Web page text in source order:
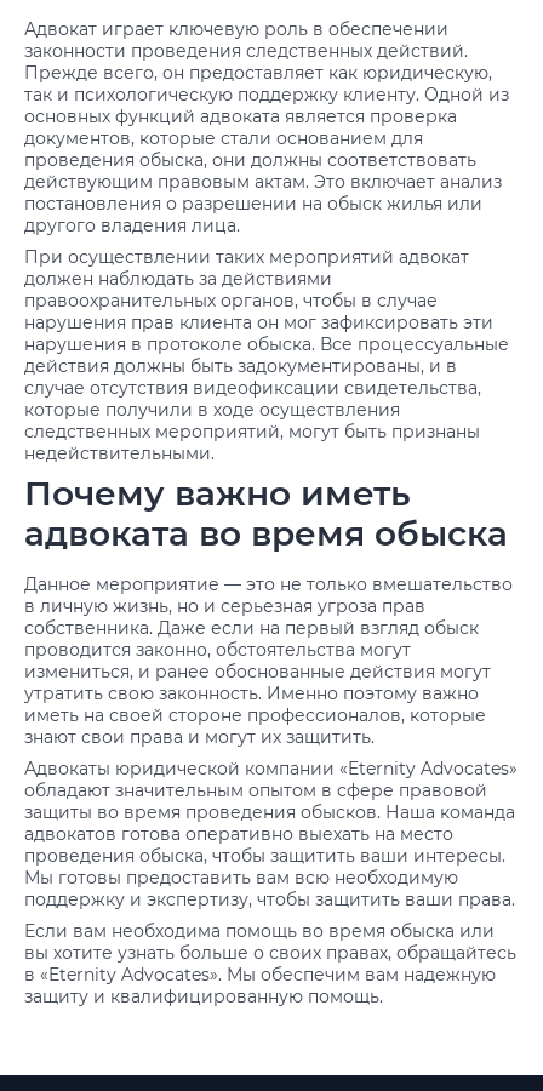
Адвокат играет ключевую роль в обеспечении
законности проведения следственных действий.
Прежде всего, он предоставляет как юридическую,
так и психологическую поддержку клиенту. Одной из
основных функций адвоката является проверка
документов, которые стали основанием для
проведения обыска, они должны соответствовать
действующим правовым актам. Это включает анализ
постановления о разрешении на обыск жилья или
другого владения лица.
При осуществлении таких мероприятий адвокат
должен наблюдать за действиями
правоохранительных органов, чтобы в случае
нарушения прав клиента он мог зафиксировать эти
нарушения в протоколе обыска. Все процессуальные
действия должны быть задокументированы, и в
случае отсутствия видеофиксации свидетельства,
которые получили в ходе осуществления
следственных мероприятий, могут быть признаны
недействительными.
Почему важно иметь
адвоката во время обыска
Данное мероприятие — это не только вмешательство
в личную жизнь, но и серьезная угроза прав
собственника. Даже если на первый взгляд обыск
проводится законно, обстоятельства могут
измениться, и ранее обоснованные действия могут
утратить свою законность. Именно поэтому важно
иметь на своей стороне профессионалов, которые
знают свои права и могут их защитить.
Адвокаты юридической компании «Eternity Advocates»
обладают значительным опытом в сфере правовой
защиты во время проведения обысков. Наша команда
адвокатов готова оперативно выехать на место
проведения обыска, чтобы защитить ваши интересы.
Мы готовы предоставить вам всю необходимую
поддержку и экспертизу, чтобы защитить ваши права.
Если вам необходима помощь во время обыска или
вы хотите узнать больше о своих правах, обращайтесь
в «Eternity Advocates». Мы обеспечим вам надежную
защиту и квалифицированную помощь.